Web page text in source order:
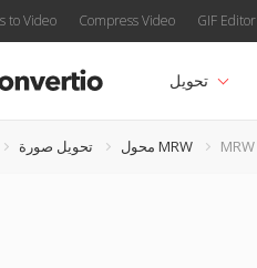
to Video Compress Video GIF Editor
تحويل
تحويل صورة محول MRW